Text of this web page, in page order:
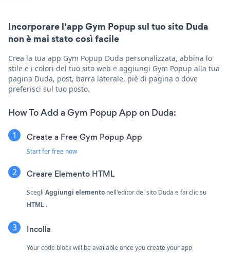
Incorporare l'app Gym Popup sul tuo sito Duda
non è mai stato così facile
Crea la tua app Gym Popup Duda personalizzata, abbina lo
stile e i colori del tuo sito web e aggiungi Gym Popup alla tua
pagina Duda, post, barra laterale, piè di pagina o dove
preferisci sul tuo posto.
How To Add a Gym Popup App on Duda:
Create a Free Gym Popup App
Start for free now
Creare Elemento HTML
Scegli Aggiungi elemento nell'editor del sito Duda e fai clic su
HTML .
Incolla
Your code block will be available once you create your app